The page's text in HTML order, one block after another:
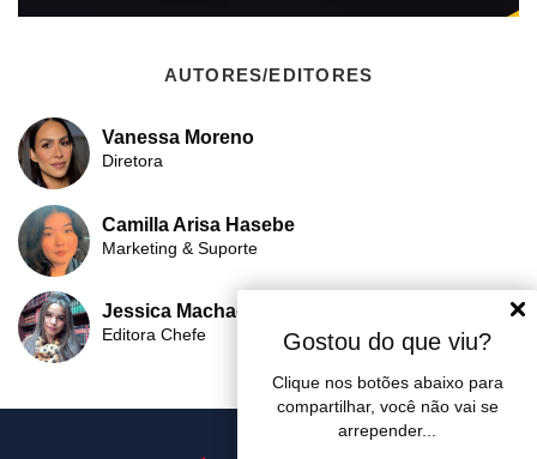
AUTORES/EDITORES
Vanessa Moreno
Diretora
Camilla Arisa Hasebe
Marketing & Suporte
Jessica Machado
Editora Chefe Gostou do que viu?
Clique nos botões abaixo para
compartilhar, você não vai se
arrepender...